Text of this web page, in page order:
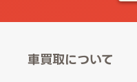
車買取について